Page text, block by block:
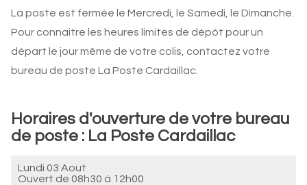
La poste est fermée le Mercredi, le Samedi, le Dimanche.
Pour connaitre les heures limites de dépôt pour un
départ le jour même de votre colis, contactez votre
bureau de poste La Poste Cardaillac.
Horaires d'ouverture de votre bureau
de poste : La Poste Cardaillac
Lundi 03 Aout
Ouvert de 08h30 à 12h00